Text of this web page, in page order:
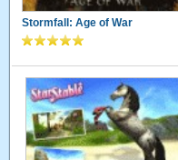
Stormfall: Age of War